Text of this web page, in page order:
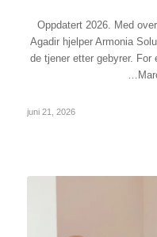
Oppdatert 2026. Med
Agadir hjelper Armonia
de tjener etter gebyrer.
juni 21, 2026